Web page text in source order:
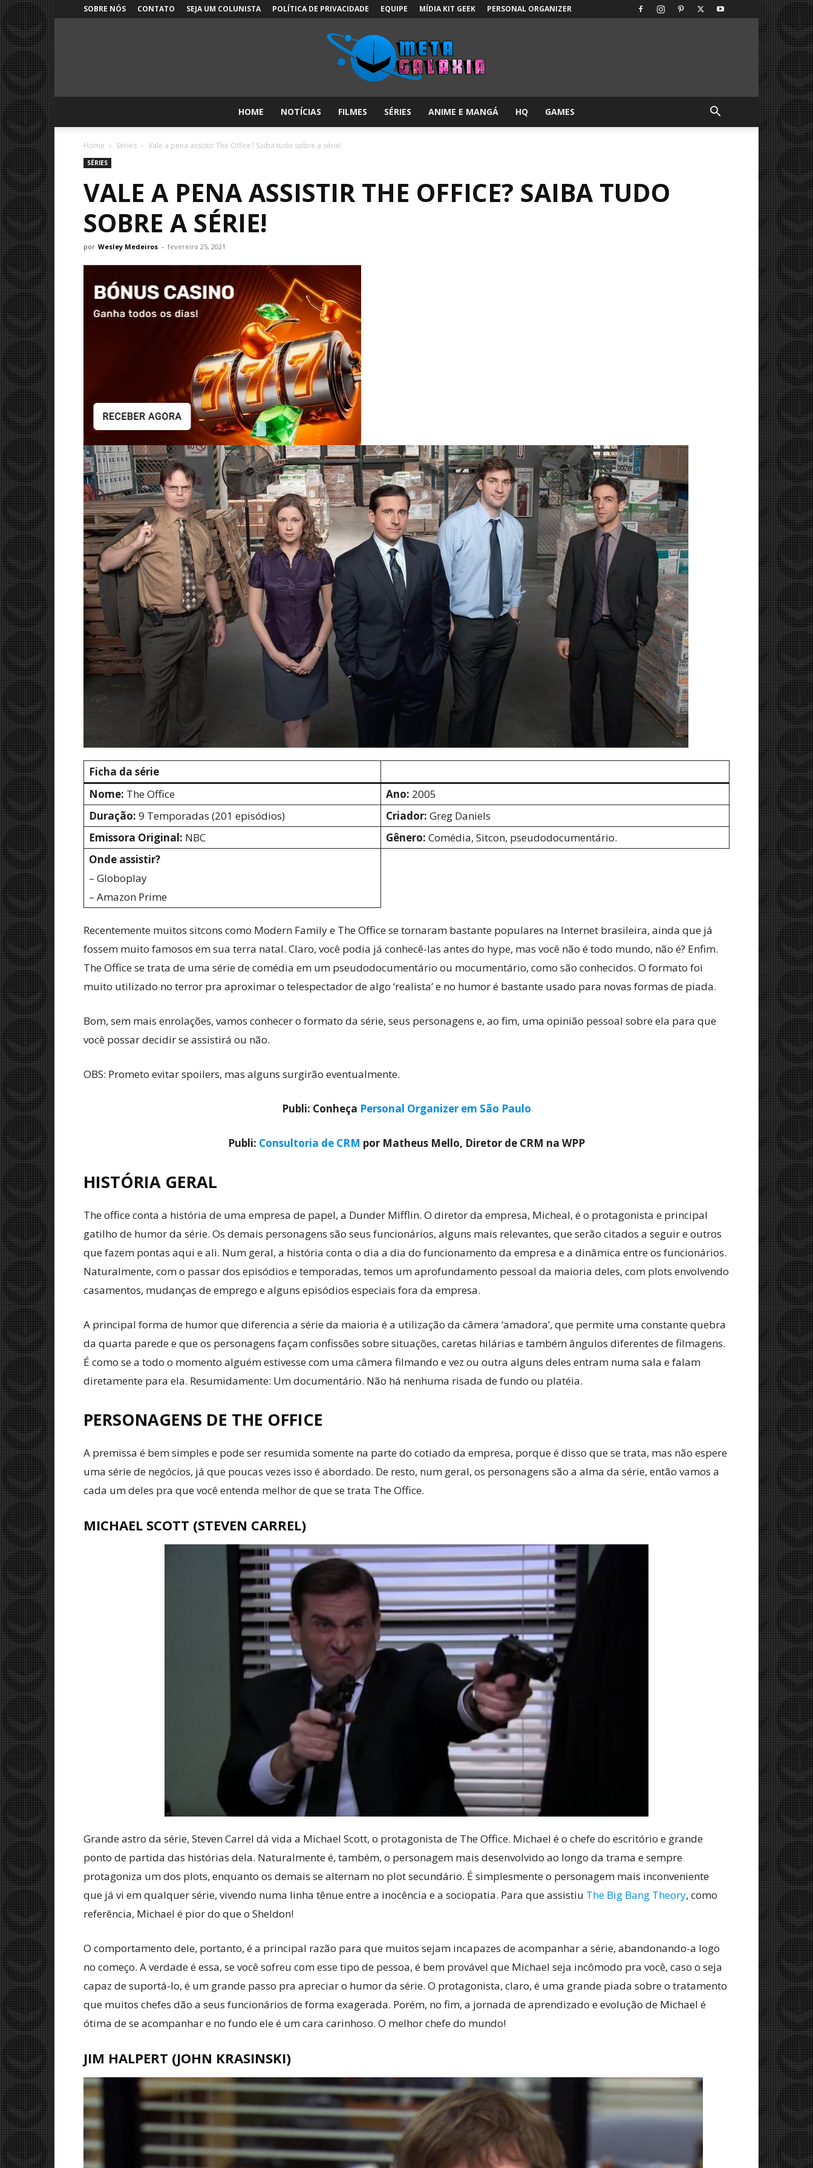
SOBRE NÓS CONTATO SEJA UM COLUNISTA POLÍTICA DE PRIVACIDADE EQUIPE MÍDIA KIT GEEK PERSONAL ORGANIZER
Galáxia:
sobre
Cultura
HOME NOTÍCIAS FILMES SÉRIES ANIME E MANGÁ HQ GAMES
Home Séries Vale a pena assistir The Office? Saiba tudo sobre a série!
SÉRIES
VALE A PENA ASSISTIR THE OFFICE? SAIBA TUDO
SOBRE A SÉRIE!
por Wesley Medeiros - fevereiro 25, 2021
Ficha da série
Nome: The Office Ano: 2005
Duração: 9 Temporadas (201 episódios) Criador: Greg Daniels
Emissora Original: NBC Gênero: Comédia, Sitcon, pseudodocumentário.
Onde assistir?
– Globoplay
– Amazon Prime
Recentemente muitos sitcons como Modern Family e The Office se tornaram bastante populares na Internet brasileira, ainda que já
fossem muito famosos em sua terra natal. Claro, você podia já conhecê-las antes do hype, mas você não é todo mundo, não é? Enfim.
The Office se trata de uma série de comédia em um pseudodocumentário ou mocumentário, como são conhecidos. O formato foi
muito utilizado no terror pra aproximar o telespectador de algo ‘realista’ e no humor é bastante usado para novas formas de piada.
Bom, sem mais enrolações, vamos conhecer o formato da série, seus personagens e, ao fim, uma opinião pessoal sobre ela para que
você possar decidir se assistirá ou não.
OBS: Prometo evitar spoilers, mas alguns surgirão eventualmente.
Publi: Conheça Personal Organizer em São Paulo
Publi: Consultoria de CRM por Matheus Mello, Diretor de CRM na WPP
HISTÓRIA GERAL
The office conta a história de uma empresa de papel, a Dunder Mifflin. O diretor da empresa, Micheal, é o protagonista e principal
gatilho de humor da série. Os demais personagens são seus funcionários, alguns mais relevantes, que serão citados a seguir e outros
que fazem pontas aqui e ali. Num geral, a história conta o dia a dia do funcionamento da empresa e a dinâmica entre os funcionários.
Naturalmente, com o passar dos episódios e temporadas, temos um aprofundamento pessoal da maioria deles, com plots envolvendo
casamentos, mudanças de emprego e alguns episódios especiais fora da empresa.
A principal forma de humor que diferencia a série da maioria é a utilização da câmera ‘amadora’, que permite uma constante quebra
da quarta parede e que os personagens façam confissões sobre situações, caretas hilárias e também ângulos diferentes de filmagens.
É como se a todo o momento alguém estivesse com uma câmera filmando e vez ou outra alguns deles entram numa sala e falam
diretamente para ela. Resumidamente: Um documentário. Não há nenhuma risada de fundo ou platéia.
PERSONAGENS DE THE OFFICE
A premissa é bem simples e pode ser resumida somente na parte do cotiado da empresa, porque é disso que se trata, mas não espere
uma série de negócios, já que poucas vezes isso é abordado. De resto, num geral, os personagens são a alma da série, então vamos a
cada um deles pra que você entenda melhor de que se trata The Office.
MICHAEL SCOTT (STEVEN CARREL)
Grande astro da série, Steven Carrel dá vida a Michael Scott, o protagonista de The Office. Michael é o chefe do escritório e grande
ponto de partida das histórias dela. Naturalmente é, também, o personagem mais desenvolvido ao longo da trama e sempre
protagoniza um dos plots, enquanto os demais se alternam no plot secundário. É simplesmente o personagem mais inconveniente
que já vi em qualquer série, vivendo numa linha tênue entre a inocência e a sociopatia. Para que assistiu The Big Bang Theory, como
referência, Michael é pior do que o Sheldon!
O comportamento dele, portanto, é a principal razão para que muitos sejam incapazes de acompanhar a série, abandonando-a logo
no começo. A verdade é essa, se você sofreu com esse tipo de pessoa, é bem provável que Michael seja incômodo pra você, caso o seja
capaz de suportá-lo, é um grande passo pra apreciar o humor da série. O protagonista, claro, é uma grande piada sobre o tratamento
que muitos chefes dão a seus funcionários de forma exagerada. Porém, no fim, a jornada de aprendizado e evolução de Michael é
ótima de se acompanhar e no fundo ele é um cara carinhoso. O melhor chefe do mundo!
JIM HALPERT (JOHN KRASINSKI)